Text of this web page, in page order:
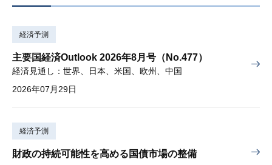
経済予測
主要国経済Outlook 2026年8月号（No.477）
経済見通し：世界、日本、米国、欧州、中国
2026年07月29日
経済予測
財政の持続可能性を高める国債市場の整備